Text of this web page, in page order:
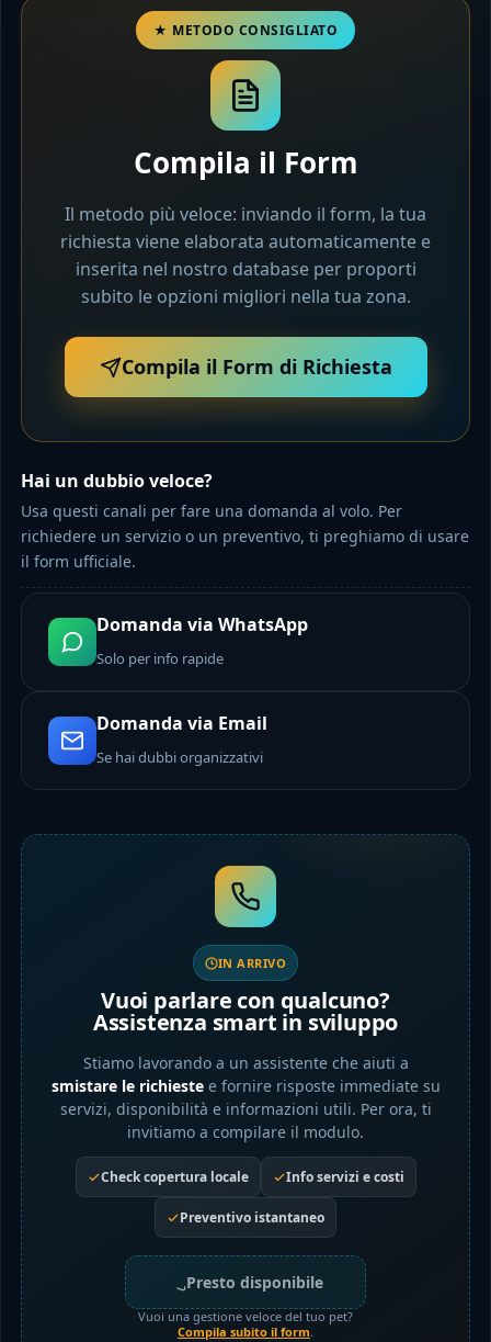
Compila il Form
Il metodo più veloce: inviando il form, la tua
richiesta viene elaborata automaticamente e
inserita nel nostro database per proporti
subito le opzioni migliori nella tua zona.
Compila il Form di Richiesta
Hai un dubbio veloce?
Usa questi canali per fare una domanda al volo. Per
richiedere un servizio o un preventivo, ti preghiamo di usare
il form ufficiale.
Domanda via WhatsApp
Solo per info rapide
Domanda via Email
Se hai dubbi organizzativi
IN ARRIVO
Vuoi parlare con qualcuno?
Assistenza smart in sviluppo
Stiamo lavorando a un assistente che aiuti a
smistare le richiestee fornire risposte immediate su
servizi, disponibilità e informazioni utili. Per ora, ti
invitiamo a compilare il modulo.
Check copertura locale Info servizi e costi
Preventivo istantaneo
Presto disponibile
Vuoi una gestione veloce del tuo pet?
Compila subito il form.